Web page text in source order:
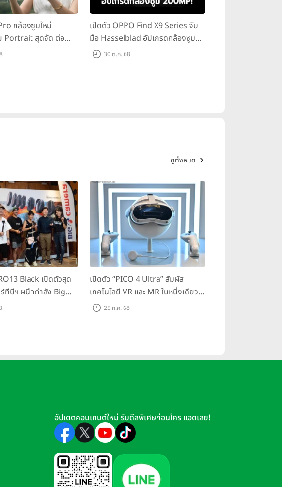
ตกรรมและดีไซน์สวยงามที่บ่งบอก
มื่อกางออกมาก็จะพบกับความมหัศจรรย์ของนวัตกรรมที่
กกฎเดิมๆ ด้วยความสามารถพิเศษของสมาร์ทโฟนจอ
ทำให้มุมของการถ่ายภาพไม่ถูกจำกัดด้วยความยาว
สงน้อยได้เป็นอย่างดีในโหมด Nightography และ
กล้องซูมใหม่
Portrait สุดจัด ต่อ
เปิดตัว OPPO Find X9 Series จับ
มือ Hasselblad อัปเกรดกล้องซูม
200MP!30 ต.ค. 68
ดูทั้งหมด
Black เปิดตัวสุด
ทีบีฯ ผนึกกำลัง Big
GoPro จัดกิจกรรมสุด
เปิดตัว “PICO 4 Ultra” สัมผัส
เทคโนโลยี VR และ MR ในหนึ่งเดียว
ยกระดับการทำงานและความบันเทิง
25 ก.ค. 68
อัปเดตคอนเทนต์ใหม่ รับดีลพิเศษก่อนใคร แอดเลย!